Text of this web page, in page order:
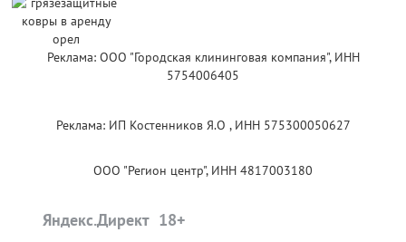
Реклама: ООО "Городская клининговая компания", ИНН
5754006405
Реклама: ИП Костенников Я.О , ИНН 575300050627
ООО "Регион центр", ИНН 4817003180
Яндекс.Директ